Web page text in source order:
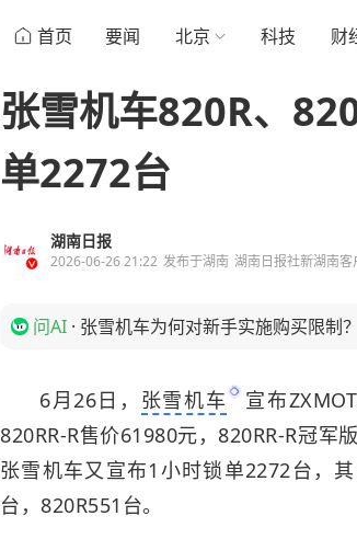
首页 要闻 北京 科技 财
张雪机车820R、
单2272台
湖南日报
2026-06-26 21:22 发布于湖南 湖南日报社新湖南客
问AI · 张雪机车为何对新手实施购买限制？
6月26日， 张雪机车
宣布
820RR-R售价61980元，820RR-R冠军
张雪机车又宣布1小时锁单2272台，
台，820R551台。